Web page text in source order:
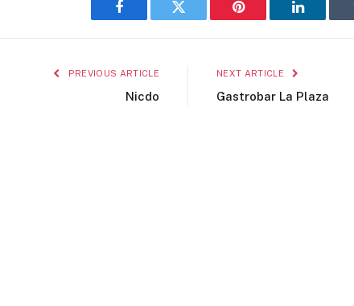
Facebook Twitter Pinterest LinkedIn
PREVIOUS ARTICLE
Nicdo
NEXT ARTICLE
Gastrobar La Plaza